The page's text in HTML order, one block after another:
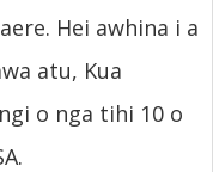
Hei awhina i a
atu, Kua
o nga tihi 10 o